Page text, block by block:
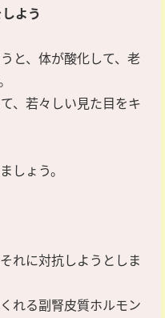
よう
と、体が酸化して、老
、若々しい見た目をキ
しょう。
れに対抗しようとしま
れる副腎皮質ホルモン